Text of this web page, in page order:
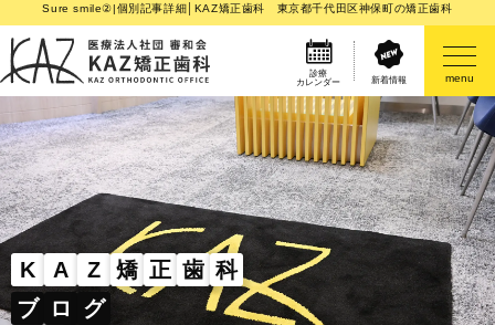
Sure smile②|個別記事詳細│KAZ矯正歯科 東京都千代田区神保町の矯正歯科
診療
カレンダー
新着情報 menu
K A Z 矯 正 歯 科
ブ ロ グ
医院案内
矯正歯科治療のご案内
矯正装置のご紹介
その他